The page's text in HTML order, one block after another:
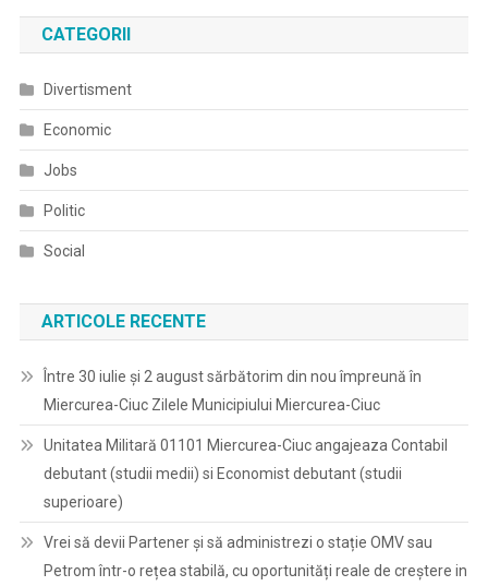
CATEGORII
Divertisment
Economic
Jobs
Politic
Social
ARTICOLE RECENTE
Între 30 iulie și 2 august sărbătorim din nou împreună în
Miercurea-Ciuc Zilele Municipiului Miercurea-Ciuc
Unitatea Militară 01101 Miercurea-Ciuc angajeaza Contabil
debutant (studii medii) si Economist debutant (studii
superioare)
Vrei să devii Partener și să administrezi o stație OMV sau
Petrom într-o rețea stabilă, cu oportunități reale de creștere in